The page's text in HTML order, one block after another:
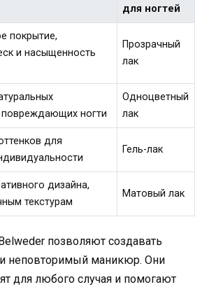
для ногтей
покрытие,
и насыщенность
Прозрачный
лак
повреждающих ногти
Одноцветный
лак
для
Гель-лак
дизайна,
текстурам
Матовый лак
позволяют создавать
неповторимый маникюр. Они
для любого случая и помогают